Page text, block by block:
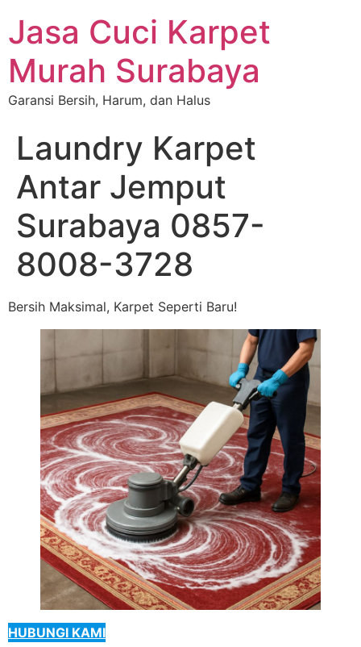
Jasa Cuci Karpet
Murah Surabaya
Garansi Bersih, Harum, dan Halus
Laundry Karpet
Antar Jemput
Surabaya 0857-
8008-3728
Bersih Maksimal, Karpet Seperti Baru!
HUBUNGI KAMI